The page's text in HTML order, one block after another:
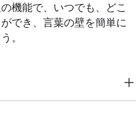
機能で、いつでも、どこ
でき、言葉の壁を簡単に
。